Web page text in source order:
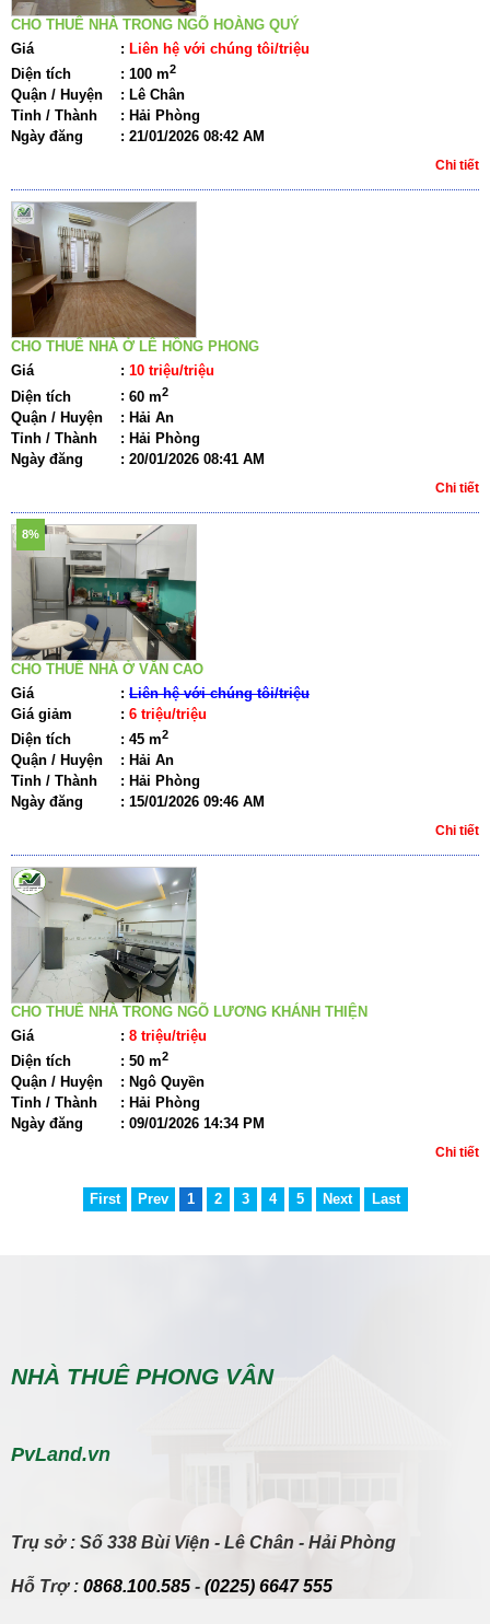
CHO THUÊ NHÀ TRONG NGÕ HOÀNG QUÝ
Giá
: Liên hệ với chúng tôi/triệu
Diện tích
: 100 m2
Quận / Huyện : Lê Chân
Tỉnh / Thành
: Hải Phòng
Ngày đăng
: 21/01/2026 08:42 AM
Chi tiết
CHO THUÊ NHÀ Ở LÊ HỒNG PHONG
Giá
: 10 triệu/triệu
Diện tích
: 60 m2
Quận / Huyện : Hải An
Tỉnh / Thành
: Hải Phòng
Ngày đăng
: 20/01/2026 08:41 AM
Chi tiết
CHO THUÊ NHÀ Ở VĂN CAO
8%
Giá : Liên hệ với chúng tôi/triệu
Giá giảm
: 6 triệu/triệu
Diện tích
: 45 m2
Quận / Huyện : Hải An
Tỉnh / Thành
: Hải Phòng
Ngày đăng
: 15/01/2026 09:46 AM
Chi tiết
CHO THUÊ NHÀ TRONG NGÕ LƯƠNG KHÁNH THIỆN
Giá
: 8 triệu/triệu
Diện tích
: 50 m2
Quận / Huyện : Ngô Quyền
Tỉnh / Thành
: Hải Phòng
Ngày đăng
: 09/01/2026 14:34 PM
Chi tiết
First Prev 1 2 3 4 5 Next Last
NHÀ THUÊ PHONG VÂN
PvLand.vn
Trụ sở: Số 338 Bùi Viện - Lê Chân - Hải Phòng
Hỗ Trợ: 0868.100.585 - (0225) 6647 555